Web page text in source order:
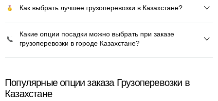
Как выбрать лучшее грузоперевозки в Казахстане?
Какие опции посадки можно выбрать при заказе
грузоперевозки в городе Казахстане?
Популярные опции заказа Грузоперевозки в
Казахстане